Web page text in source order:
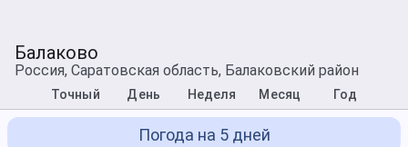
Балаково
Россия, Саратовская область, Балаковский район
Точный День Неделя Месяц Год
Погода на 5 дней